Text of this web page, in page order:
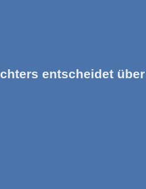
entscheidet